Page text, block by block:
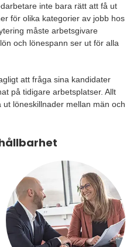
inte bara rätt att få ut
för olika kategorier av jobb hos
måste arbetsgivare
och lönespann ser ut för alla
att fråga sina kandidater
på tidigare arbetsplatser. Allt
löneskillnader mellan män och